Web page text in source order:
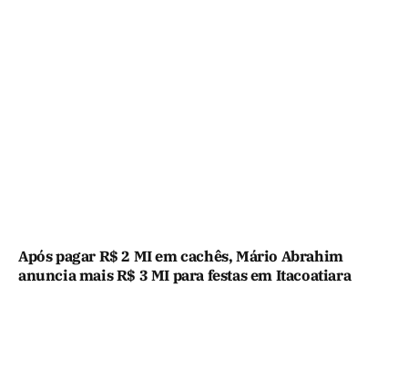
Após pagar R$ 2 MI em cachês, Mário Abrahim
anuncia mais R$ 3 MI para festas em Itacoatiara